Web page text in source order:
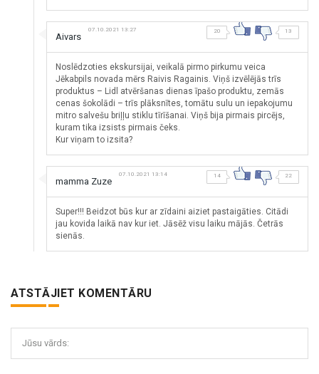
Aivars
07.10.2021 13:27 20 13
Noslēdzoties ekskursijai, veikalā pirmo pirkumu veica
Jēkabpils novada mērs Raivis Ragainis. Viņš izvēlējās trīs
produktus – Lidl atvēršanas dienas īpašo produktu, zemās
cenas šokolādi – trīs plāksnītes, tomātu sulu un iepakojumu
mitro salvešu briļļu stiklu tīrīšanai. Viņš bija pirmais pircējs,
kuram tika izsists pirmais čeks.
Kur viņam to izsita?
mamma Zuze
07.10.2021 13:14 14 22
Super!!! Beidzot būs kur ar zīdaini aiziet pastaigāties. Citādi
jau kovida laikā nav kur iet. Jāsēž visu laiku mājās. Četrās
sienās.
ATSTĀJIET KOMENTĀRU
Jūsu vārds: